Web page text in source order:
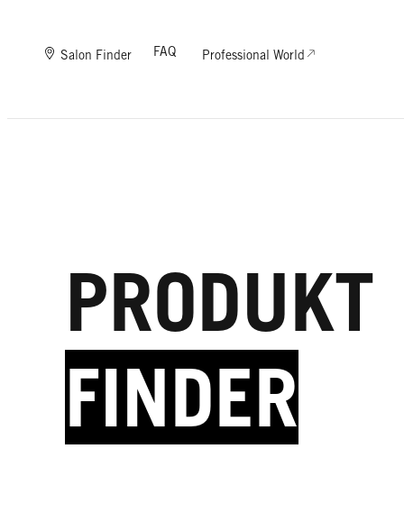
Salon Finder FAQ Professional World
PRODUKT
FINDER